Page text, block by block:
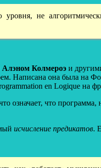
не
Алэном Колмероэ и
Написана она была на
en Logique на
означает, что
исчисление предикатов.